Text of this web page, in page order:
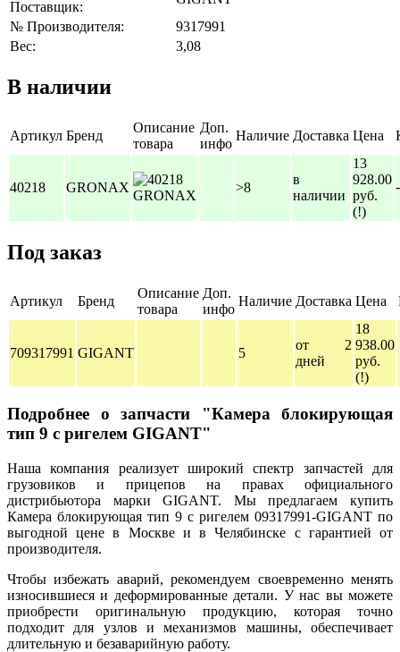
Поставщик:
№ Производителя:
9317991
Вес:
3,08
В наличии
Артикул Бренд
Описание
товара
Доп.
инфо
Наличие Доставка Цена
40218 GRONAX >8
в
наличии
13
928.00
руб.
(!)
-
Под заказ
Артикул Бренд
Описание
товара
Доп.
инфо
Наличие Доставка Цена
709317991 GIGANT 5
от 2
дней
18
938.00
руб.
(!)
Подробнее о запчасти "Камера блокирующая
тип 9 с ригелем GIGANT"
Наша компания реализует широкий спектр запчастей для
грузовиков и прицепов на правах официального
дистрибьютора марки GIGANT. Мы предлагаем купить
Камера блокирующая тип 9 с ригелем 09317991-GIGANT по
выгодной цене в Москве и в Челябинске с гарантией от
производителя.
Чтобы избежать аварий, рекомендуем своевременно менять
износившиеся и деформированные детали. У нас вы можете
приобрести оригинальную продукцию, которая точно
подходит для узлов и механизмов машины, обеспечивает
длительную и безаварийную работу.